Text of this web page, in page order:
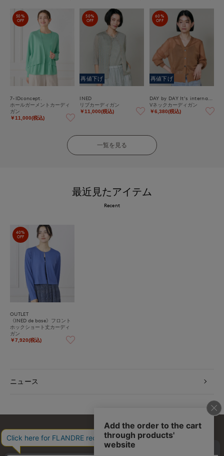
50%
OFF
7-IDconcept.
ホールガーメントカーディ
ガン
￥11,000(税込)
50%
OFF
再値下げ
INED
リブカーディガン
￥11,000(税込)
60%
OFF
再値下げ
Vネックカーディガン
￥6,380(税込)
一覧を見る
最近見たアイテム
Recent
40%
OFF
OUTLET
《INED de base》フロント
ホックショート丈カーディ
ガン
￥7,920(税込)
ニュース